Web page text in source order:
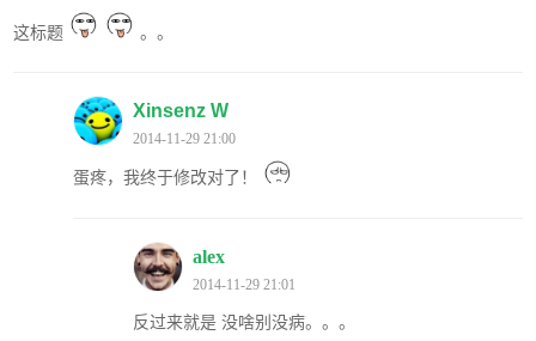
这标题 。。
Xinsenz W
2014-11-29 21:00
蛋疼，我终于修改对了！
alex
2014-11-29 21:01
反过来就是 没啥别没病。。。